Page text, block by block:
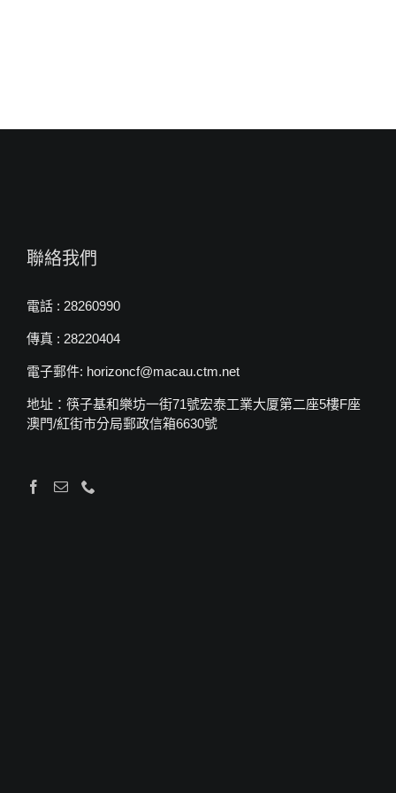
聯絡我們
電話 : 28260990
傳真 : 28220404
電子郵件: horizoncf@macau.ctm.net
地址：筷子基和樂坊一街71號宏泰工業大厦第二座5樓F座
澳門/紅街市分局郵政信箱6630號